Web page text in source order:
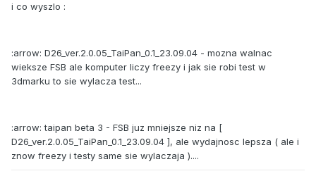
i co wyszlo :
:arrow: D26_ver.2.0.05_TaiPan_0.1_23.09.04 - mozna walnac
wieksze FSB ale komputer liczy freezy i jak sie robi test w
3dmarku to sie wylacza test...
:arrow: taipan beta 3 - FSB juz mniejsze niz na [
D26_ver.2.0.05_TaiPan_0.1_23.09.04 ], ale wydajnosc lepsza ( ale i
znow freezy i testy same sie wylaczaja )....